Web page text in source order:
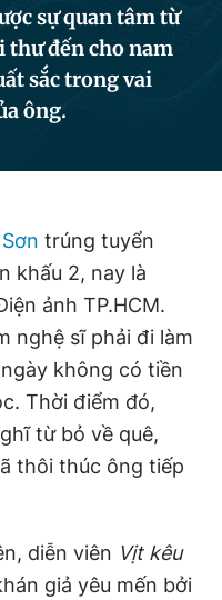
hệ quảng cáo
780 404
Tòa soạn Chính sách bảo
cấp ngày 24.3.2020
sự chấp thuận bằng văn
sự quan tâm từ
thư đến cho nam
sắc trong vai
ông.
trúng tuyển
khấu 2, nay là
ảnh TP.HCM.
nghệ sĩ phải đi làm
không có tiền
Thời điểm đó,
từ bỏ về quê,
thôi thúc ông tiếp
diễn viên Vịt kêu
giả yêu mến bởi